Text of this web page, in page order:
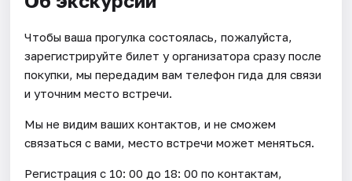
Чтобы ваша прогулка состоялась, пожалуйста,
зарегистрируйте билет у организатора сразу после
покупки, мы передадим вам телефон гида для связи
и уточним место встречи.
Мы не видим ваших контактов, и не сможем
связаться с вами, место встречи может меняться.
Регистрация с 10: 00 до 18: 00 по контактам,